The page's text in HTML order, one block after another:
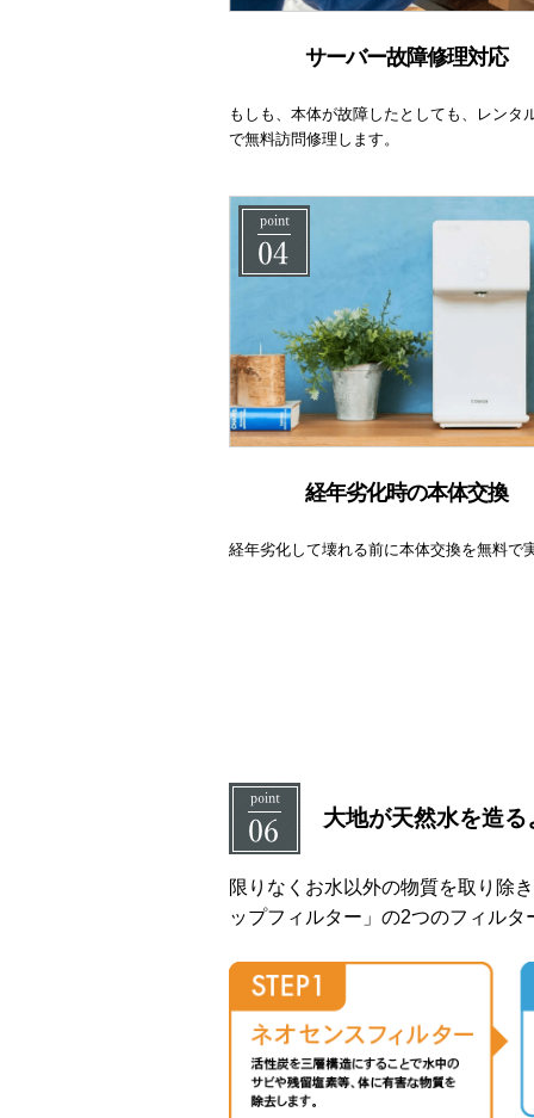
サーバー故障修理対応
もしも、本体が故障したとしても、レンタ
で無料訪問修理します。
経年劣化時の本体交換
経年劣化して壊れる前に本体交換を無料で
大地が天然水を造
限りなくお水以外の物質を取り除
ップフィルター」の2つのフィル